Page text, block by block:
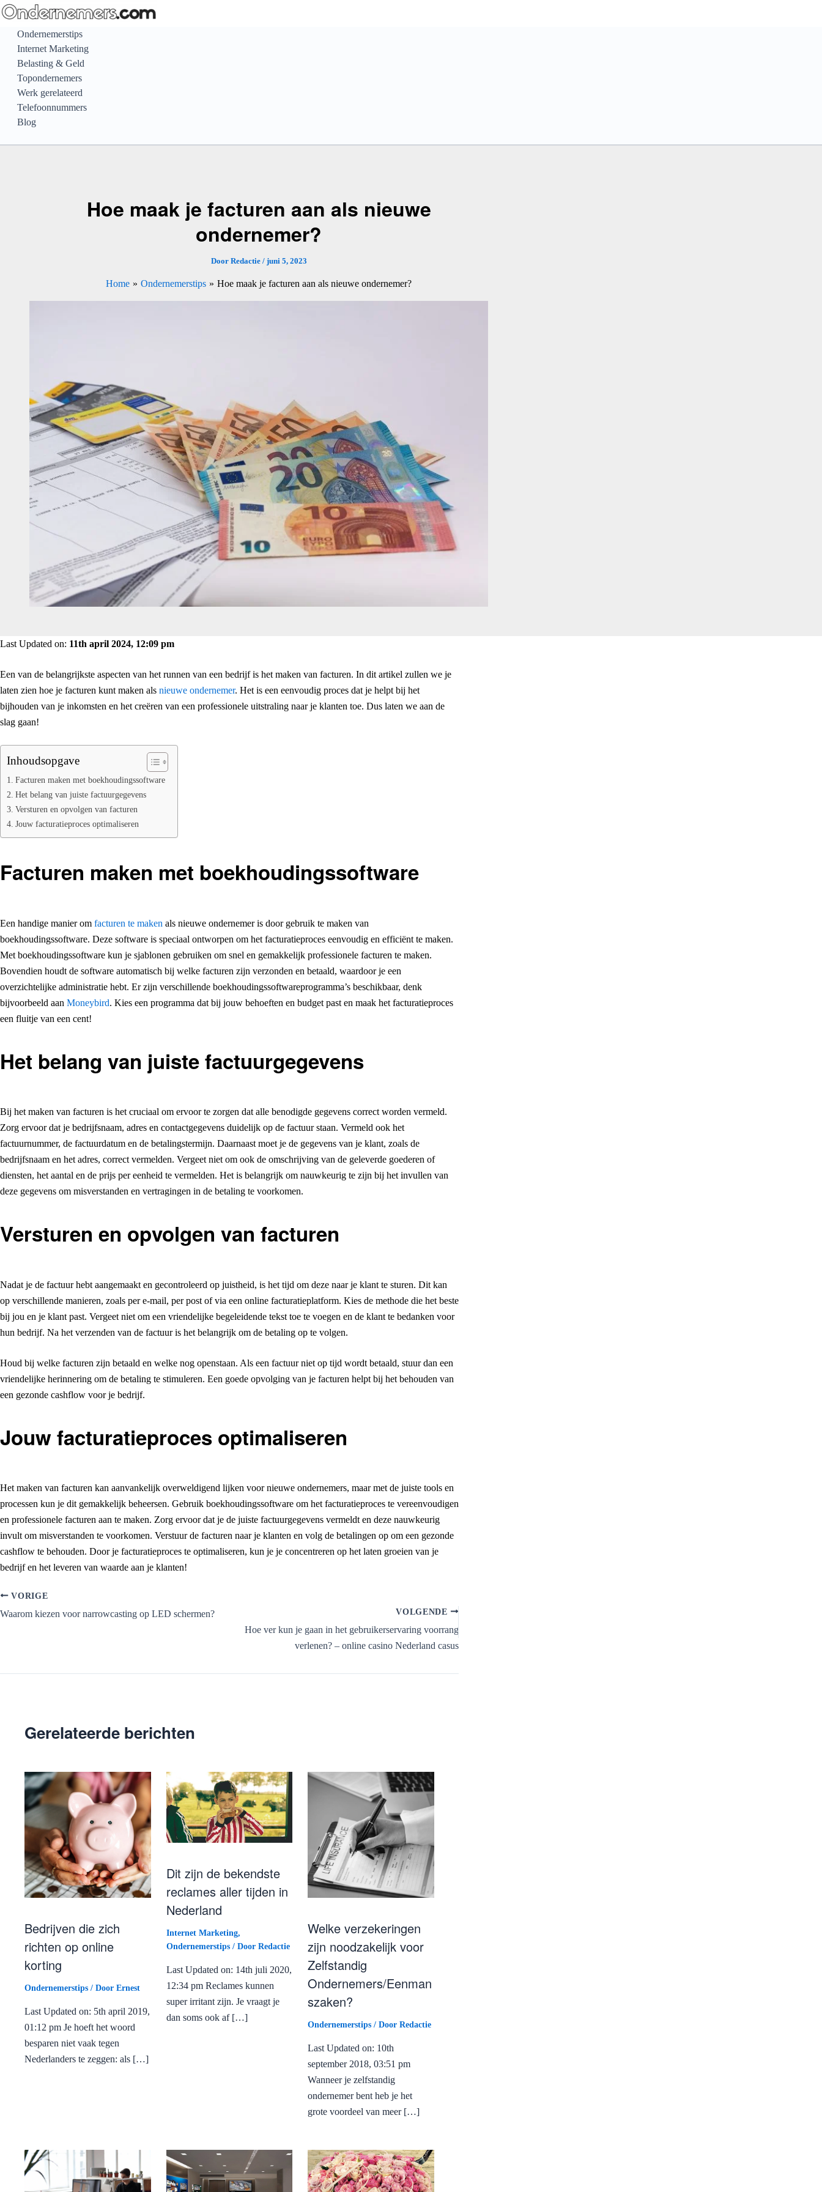
Ga
naar
inhoud
Ondernemerstips
Internet Marketing
Belasting & Geld
Topondernemers
Werk gerelateerd
Telefoonnummers
Blog
Hoe maak je facturen aan als nieuwe
ondernemer?
Door Redactie / juni 5, 2023
Home Ondernemerstips Hoe maak je facturen aan als nieuwe ondernemer?
Last Updated on: 11th april 2024, 12:09 pm
Een van de belangrijkste aspecten van het runnen van een bedrijf is het maken van facturen. In dit artikel zullen we je
laten zien hoe je facturen kunt maken als nieuwe ondernemer. Het is een eenvoudig proces dat je helpt bij het
bijhouden van je inkomsten en het creëren van een professionele uitstraling naar je klanten toe. Dus laten we aan de
slag gaan!
Inhoudsopgave
Facturen maken met boekhoudingssoftware
Het belang van juiste factuurgegevens
Versturen en opvolgen van facturen
Jouw facturatieproces optimaliseren
Facturen maken met boekhoudingssoftware
Een handige manier om facturen te maken als nieuwe ondernemer is door gebruik te maken van
boekhoudingssoftware. Deze software is speciaal ontworpen om het facturatieproces eenvoudig en efficiënt te maken.
Met boekhoudingssoftware kun je sjablonen gebruiken om snel en gemakkelijk professionele facturen te maken.
Bovendien houdt de software automatisch bij welke facturen zijn verzonden en betaald, waardoor je een
overzichtelijke administratie hebt. Er zijn verschillende boekhoudingssoftwareprogramma’s beschikbaar, denk
bijvoorbeeld aan Moneybird. Kies een programma dat bij jouw behoeften en budget past en maak het facturatieproces
een fluitje van een cent!
Het belang van juiste factuurgegevens
Bij het maken van facturen is het cruciaal om ervoor te zorgen dat alle benodigde gegevens correct worden vermeld.
Zorg ervoor dat je bedrijfsnaam, adres en contactgegevens duidelijk op de factuur staan. Vermeld ook het
factuurnummer, de factuurdatum en de betalingstermijn. Daarnaast moet je de gegevens van je klant, zoals de
bedrijfsnaam en het adres, correct vermelden. Vergeet niet om ook de omschrijving van de geleverde goederen of
diensten, het aantal en de prijs per eenheid te vermelden. Het is belangrijk om nauwkeurig te zijn bij het invullen van
deze gegevens om misverstanden en vertragingen in de betaling te voorkomen.
Versturen en opvolgen van facturen
Nadat je de factuur hebt aangemaakt en gecontroleerd op juistheid, is het tijd om deze naar je klant te sturen. Dit kan
op verschillende manieren, zoals per e-mail, per post of via een online facturatieplatform. Kies de methode die het beste
bij jou en je klant past. Vergeet niet om een vriendelijke begeleidende tekst toe te voegen en de klant te bedanken voor
hun bedrijf. Na het verzenden van de factuur is het belangrijk om de betaling op te volgen.
Houd bij welke facturen zijn betaald en welke nog openstaan. Als een factuur niet op tijd wordt betaald, stuur dan een
vriendelijke herinnering om de betaling te stimuleren. Een goede opvolging van je facturen helpt bij het behouden van
een gezonde cashflow voor je bedrijf.
Jouw facturatieproces optimaliseren
Het maken van facturen kan aanvankelijk overweldigend lijken voor nieuwe ondernemers, maar met de juiste tools en
processen kun je dit gemakkelijk beheersen. Gebruik boekhoudingssoftware om het facturatieproces te vereenvoudigen
en professionele facturen aan te maken. Zorg ervoor dat je de juiste factuurgegevens vermeldt en deze nauwkeurig
invult om misverstanden te voorkomen. Verstuur de facturen naar je klanten en volg de betalingen op om een gezonde
cashflow te behouden. Door je facturatieproces te optimaliseren, kun je je concentreren op het laten groeien van je
bedrijf en het leveren van waarde aan je klanten!
VORIGE
Waarom kiezen voor narrowcasting op LED schermen? VOLGENDE
Hoe ver kun je gaan in het gebruikerservaring voorrang
verlenen? – online casino Nederland casus
Gerelateerde berichten
Bedrijven die zich
richten op online
korting
Ondernemerstips / Door Ernest
Last Updated on: 5th april 2019,
01:12 pm Je hoeft het woord
besparen niet vaak tegen
Nederlanders te zeggen: als […]
Dit zijn de bekendste
reclames aller tijden in
Nederland
Internet Marketing,
Ondernemerstips/ Door Redactie
Last Updated on: 14th juli 2020,
12:34 pm Reclames kunnen
super irritant zijn. Je vraagt je
dan soms ook af […]
Welke verzekeringen
zijn noodzakelijk voor
Zelfstandig
Ondernemers/Eenman
szaken?
Ondernemerstips / DoorRedactie
Last Updated on: 10th
september 2018, 03:51 pm
Wanneer je zelfstandig
ondernemer bent heb je het
grote voordeel van meer […]